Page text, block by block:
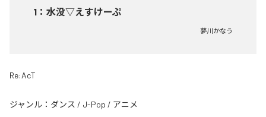
1 ： 水没▽えすけーぷ
夢川かなう
Re:AcT
ジャンル： ダンス / J-Pop / アニメ